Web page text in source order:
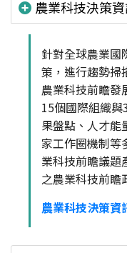
農業科技決策
針對全球農業國
策，進行趨勢掃
農業科技前瞻發
15個國際組織
果盤點、人才能
家工作圈機制等
業科技前瞻議題
之農業科技前瞻
農業科技決策資